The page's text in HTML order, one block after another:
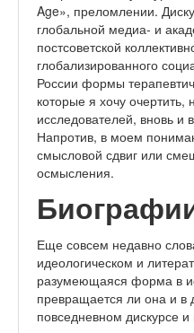
Age», преломлении.
глобальной медиа- и
постсоветской
глобализированного
России формы
которые я хочу
исследователей, вновь и
Напротив, в моем
смысловой сдвиг или
осмысления.
Еще совсем недавно
идеологическом и
разумеющаяся форма в
превращается ли она и
повседневном дискурсе